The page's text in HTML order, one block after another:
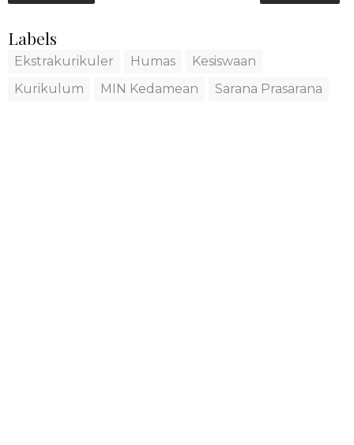
Labels
Ekstrakurikuler Humas
Kesiswaan
Kurikulum
MIN Kedamean Sarana Prasarana